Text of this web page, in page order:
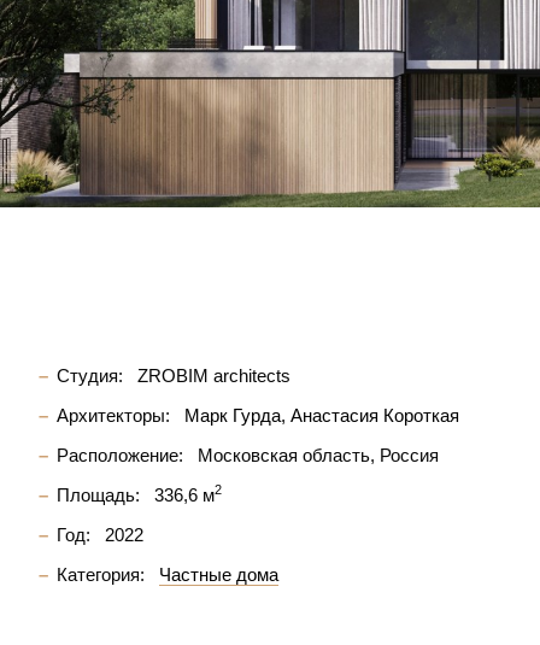
Студия:
ZROBIM architects
Архитекторы:
Марк Гурда Анастасия Короткая
Расположение:
Московская область, Россия
Площадь:
336,6 м2
Год:
2022
Категория:
Частные дома